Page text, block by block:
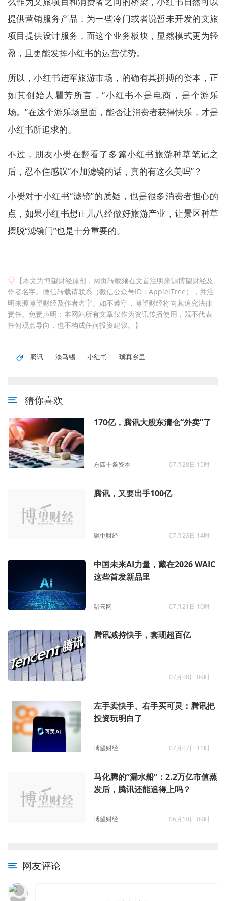
提供营销服务产品，为一些冷门或者说暂未开发的文旅
项目提供设计服务，而这个业务板块，显然模式更为轻
盈，且更能发挥小红书的运营优势。
所以，小红书进军旅游市场，的确有其拼搏的资本，正
如其创始人瞿芳所言，“小红书不是电商，是个游乐
场。”在这个游乐场里面，能否让消费者获得快乐，才是
小红书所追求的。
不过，朋友小樊在翻看了多篇小红书旅游种草笔记之
后，忍不住感叹“不加滤镜的话，真的有这么美吗”？
小樊对于小红书“滤镜”的质疑，也是很多消费者担心的
点，如果小红书想正儿八经做好旅游产业，让景区种草
摆脱“滤镜门”也是十分重要的。
【本文为博望财经原创，网页转载须在文首注明来源博望财经及
作者名字。微信转载请联系（微信公众号ID：AppleiTree），并注
明来源博望财经及作者名字。如不遵守，博望财经将向其追究法律
责任。免责声明：本网站所有文章仅作为资讯传播使用，既不代表
任何观点导向，也不构成任何投资建议。】
腾讯 淡马锡 小红书 璞真乡里
猜你喜欢
170亿，腾讯大股东清仓“外卖”了
东四十条资本 07月28日 15时
腾讯，又要出手100亿
融中财经 07月23日 14时
中国未来AI力量，藏在2026 WAIC
这些首发新品里
猎云网 07月21日 10时
腾讯减持快手，套现超百亿
07月08日 09时
左手卖快手、右手买可灵：腾讯把
投资玩明白了
博望财经 07月07日 11时
马化腾的”漏水船”：2.2万亿市值蒸
发后，腾讯还能追得上吗？
博望财经 06月10日 09时
网友评论